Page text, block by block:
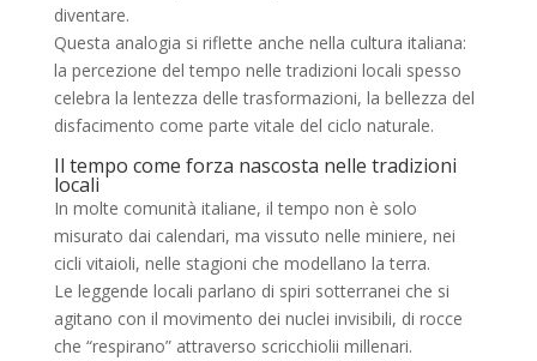
diventare.
Questa analogia si riflette anche nella cultura italiana:
la percezione del tempo nelle tradizioni locali spesso
celebra la lentezza delle trasformazioni, la bellezza del
disfacimento come parte vitale del ciclo naturale.
Il tempo come forza nascosta nelle tradizioni
locali
In molte comunità italiane, il tempo non è solo
misurato dai calendari, ma vissuto nelle miniere, nei
cicli vitaioli, nelle stagioni che modellano la terra.
Le leggende locali parlano di spiri sotterranei che si
agitano con il movimento dei nuclei invisibili, di rocce
che “respirano” attraverso scricchiolii millenari.